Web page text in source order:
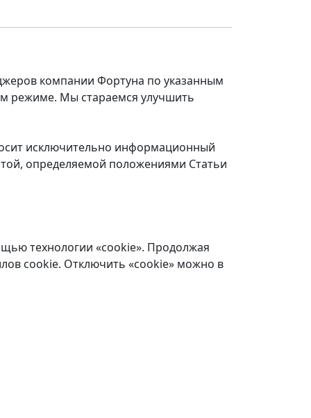
компании Фортуна по указанным
режиме. Мы стараемся улучшить
исключительно информационный
определяемой положениями Статьи
технологии «cookie». Продолжая
cookie. Отключить «cookie» можно в